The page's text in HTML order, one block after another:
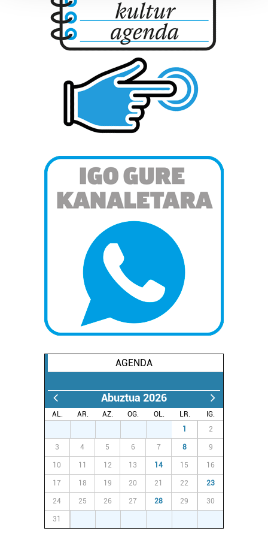
Guk eta gure bazkideek zure datu pertsonalak
prozesatzen ditugu, zure IP zenbakia, besteak beste,
teknologia erabiliz, cookieak adibidez, iragarki eta eduki
pertsonalizatuak eskaintzeko, iragarkiak eta edukia
neurtzeko, jendeari buruzko informazioa biltzeko eta
produktuak garatzeko. Zure datuak nork eta zertarako
erabiltzen dituen hauta dezakezu.
Bazkide batzuek ez dizute baimenik eskatzen, eta beren
interes komertzial legitimoetan babesten dira. Ikusi gure
duten interes legitimoa eta horren aurka nola egin
dezakezun ikusteko.
Lortu zure datu pertsonalak prozesatzeko moduari
buruzko informazio gehiago eta ezarri zure lehentasunak
datuen atalean. Edozein unetan alda edo ken dezakezu
zure baimena Cookieen adierazpenean.
Webgune honek cookie propioak eta hirugarrenen cookie-
fitxategiak erabiltzen ditu. Zure esperientzia eta
zerbitzuak hobetzeko asmoz, cookie teknologiaz
baliatzen gara. Ohar hau onartuz gero, teknologia hori
erabiltzeko baimen esplizitua ematen diguzu.Gehiago
AGENDA
Abuztua 2026
AL. AR. AZ. OG. OL. LR.
IG.
1 2
3 4 5 6 7 8 9
10 11 12 13 14 15 16
17 18 19 20 21 22 23
24 25 26 27 28 29 30
31